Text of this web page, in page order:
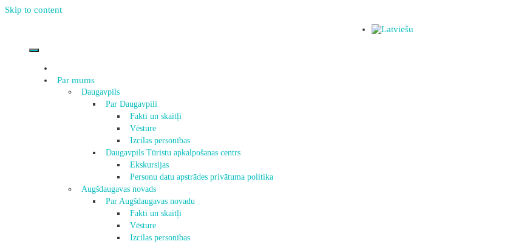
Skip to content
Par mums
Daugavpils
Par Daugavpili
Fakti un skaitļi
Vēsture
Izcilas personības
Daugavpils Tūristu apkalpošanas centrs
Ekskursijas
Personu datu apstrādes privātuma politika
Augšdaugavas novads
Par Augšdaugavas novadu
Fakti un skaitļi
Vēsture
Izcilas personības